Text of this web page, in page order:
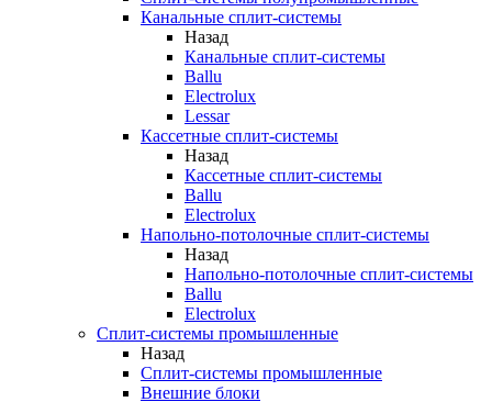
Канальные сплит-системы
Назад
Канальные сплит-системы
Ballu
Electrolux
Lessar
Кассетные сплит-системы
Назад
Кассетные сплит-системы
Ballu
Electrolux
Напольно-потолочные сплит-системы
Назад
Напольно-потолочные сплит-системы
Ballu
Electrolux
Сплит-системы промышленные
Назад
Сплит-системы промышленные
Внешние блоки